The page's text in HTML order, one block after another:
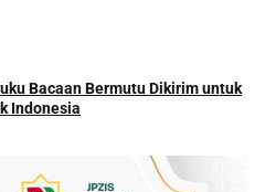
Bacaan Bermutu Dikirim untuk
Indonesia